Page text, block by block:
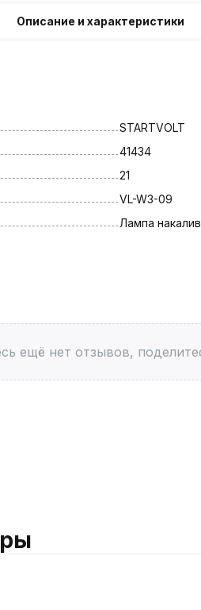
Описание и характеристики
STARTVOLT
41434
21
VL-W3-09
Лампа
ещё нет отзывов,